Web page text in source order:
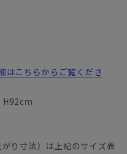
はこちらからご覧くださ
H92cm
り寸法）は上記のサイズ表